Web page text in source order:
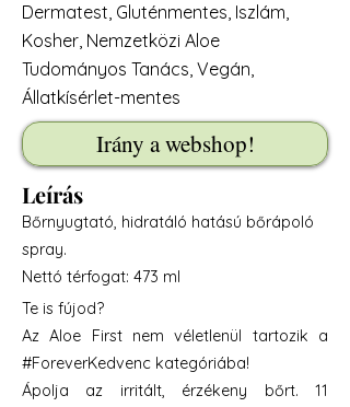
Dermatest, Gluténmentes, Iszlám,
Kosher, Nemzetközi Aloe
Tudományos Tanács, Vegán,
Állatkísérlet-mentes
Irány a webshop!
Leírás
Bőrnyugtató, hidratáló hatású bőrápoló
spray.
Nettó térfogat: 473 ml
Te is fújod?
Az Aloe First nem véletlenül tartozik a
#ForeverKedvenc kategóriába!
Ápolja az irritált, érzékeny bőrt. 11